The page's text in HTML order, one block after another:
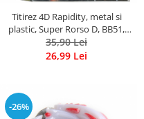
Titirez 4D Rapidity, metal si
plastic, Super Rorso D, BB51,
Defense, cu lansator si varf
metalic
35,90 Lei
26,99 Lei
-26%